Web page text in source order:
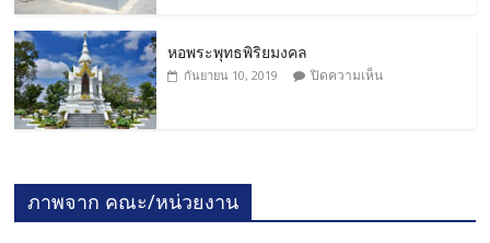
หอพระพุทธพิริยมงคล
กันยายน 10, 2019 ปิดความเห็น
ภาพจาก คณะ/หน่วยงาน